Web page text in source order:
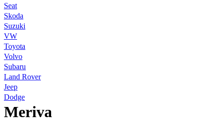
Seat
Skoda
Suzuki
VW
Toyota
Volvo
Subaru
Land Rover
Jeep
Dodge
Meriva